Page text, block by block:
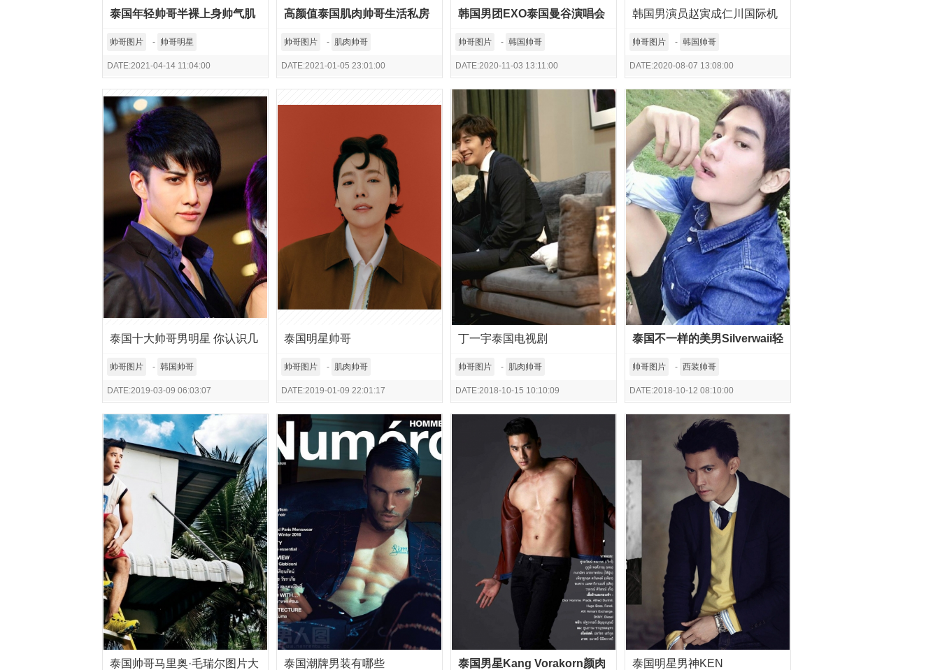
泰国年轻帅哥半裸上身帅气肌
肉生活照图片
帅哥图片 - 帅哥明星
DATE:2021-04-14 11:04:00
高颜值泰国肌肉帅哥生活私房
照片
帅哥图片 - 肌肉帅哥
DATE:2021-01-05 23:01:00
韩国男团EXO泰国曼谷演唱会
高清舞台照
帅哥图片 - 韩国帅哥
DATE:2020-11-03 13:11:00
韩国男演员赵寅成仁川国际机
场街拍图片
帅哥图片 - 韩国帅哥
DATE:2020-08-07 13:08:00
泰国十大帅哥男明星 你认识几
个？
帅哥图片 - 韩国帅哥
DATE:2019-03-09 06:03:07
泰国明星帅哥
帅哥图片 - 肌肉帅哥
DATE:2019-01-09 22:01:17
丁一宇泰国电视剧
帅哥图片 - 肌肉帅哥
DATE:2018-10-15 10:10:09
泰国不一样的美男Silverwaii轻
咬拇指卖萌自拍
帅哥图片 - 西装帅哥
DATE:2018-10-12 08:10:00
泰国帅哥马里奥·毛瑞尔图片大 泰国潮牌男装有哪些 泰国男星Kang Vorakorn颜肉 泰国明星男神KEN